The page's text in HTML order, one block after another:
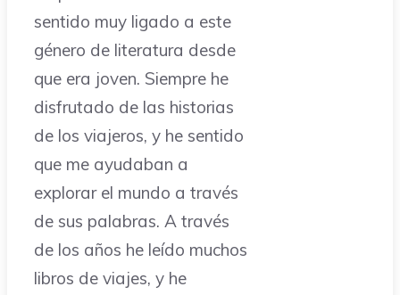
sentido muy ligado a este
género de literatura desde
que era joven. Siempre he
disfrutado de las historias
de los viajeros, y he sentido
que me ayudaban a
explorar el mundo a través
de sus palabras. A través
de los años he leído muchos
libros de viajes, y he